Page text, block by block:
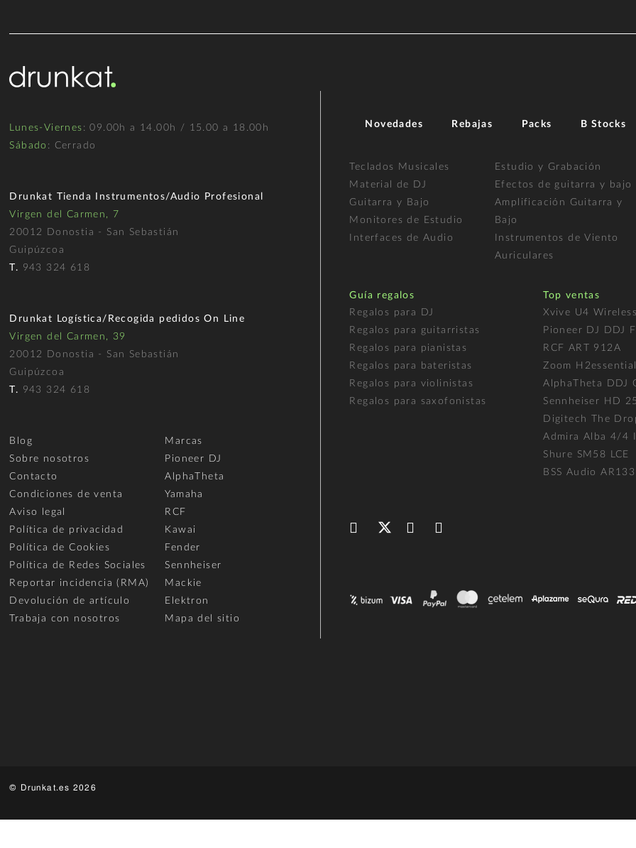
Lunes-Viernes : 09.00h a 14.00h / 15.00 a 18.00h
Sábado : Cerrado
Drunkat Tienda Instrumentos/Audio Profesional
Virgen del Carmen, 7
20012 Donostia - San Sebastián
Guipúzcoa
T. 943 324 618
Drunkat Logística/Recogida pedidos On Line
Virgen del Carmen, 39
20012 Donostia - San Sebastián
Guipúzcoa
T. 943 324 618
Blog
Sobre nosotros
Contacto
Condiciones de venta
Aviso legal
Política de privacidad
Política de Cookies
Política de Redes Sociales
Reportar incidencia (RMA)
Devolución de artículo
Trabaja con nosotros
Marcas
Pioneer DJ
AlphaTheta
Yamaha
RCF
Kawai
Fender
Sennheiser
Mackie
Elektron
Mapa del sitio
Novedades Rebajas Packs B Stocks
Teclados Musicales
Material de DJ
Guitarra y Bajo
Monitores de Estudio
Interfaces de Audio
Estudio y Grabación
Efectos de guitarra y bajo
Amplificación Guitarra y
Bajo
Instrumentos de Viento
Auriculares
Guía regalos
Regalos para DJ
Regalos para guitarristas
Regalos para pianistas
Regalos para bateristas
Regalos para violinistas
Regalos para saxofonistas
Top ventas
Xvive U4
Pioneer DJ DDJ
RCF ART 912A
Zoom H2essential
AlphaTheta DDJ
Sennheiser HD 25
Digitech The
Admira Alba 4/4
Shure SM58 LCE
BSS Audio AR133
© Drunkat.es 2026